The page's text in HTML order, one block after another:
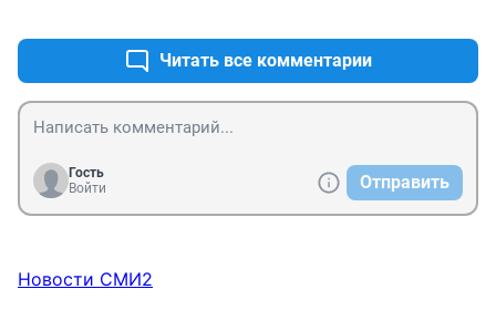
Читать все комментарии
Гость
Войти
Отправить
Новости СМИ2